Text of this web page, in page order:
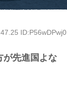
ID:P56wDPwj0
が先進国よな